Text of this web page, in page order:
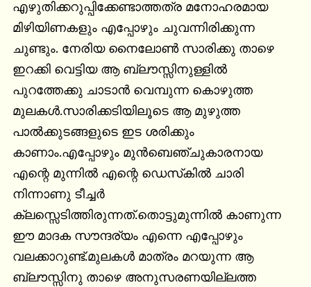
എഴുതിക്കറുപ്പിക്കേണ്ടാത്തത്ര മനോഹരമായ
മിഴിയിണകളും എപ്പോഴും ചുവന്നിരിക്കുന്ന
ചുണ്ടും. നേരിയ നൈലോണ്‍ സാരിക്കു താഴെ
ഇറക്കി വെട്ടിയ ആ ബ്ലൗസ്സിനുള്ളില്‍
പുറത്തേക്കു ചാടാന്‍ വെമ്പുന്ന കൊഴുത്ത
മുലകള്‍.സാരിക്കടിയിലൂടെ ആ മുഴുത്ത
പാല്‍ക്കുടങ്ങളുടെ ഇട ശരിക്കും
കാണാം.എപ്പോഴും മുന്‍ബെഞ്ചുകാരനായ
എന്റെ മുന്നില്‍ എന്റെ ഡെസ്‌കില്‍ ചാരി
നിന്നാണു ടീച്ചര്‍
ക്ലസ്സെടിത്തിരുന്നത്.തൊട്ടുമുന്നില്‍ കാണുന്ന
ഈ മാദക സൗന്ദര്യം എന്നെ എപ്പോഴും
വലക്കാറുണ്ട്.മുലകള്‍ മാത്രം മറയുന്ന ആ
ബ്ലൗസ്സിനു താഴെ അനുസരണയില്ലത്ത